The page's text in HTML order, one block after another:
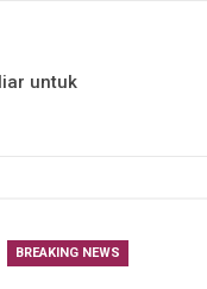
untuk
BREAKING NEWS